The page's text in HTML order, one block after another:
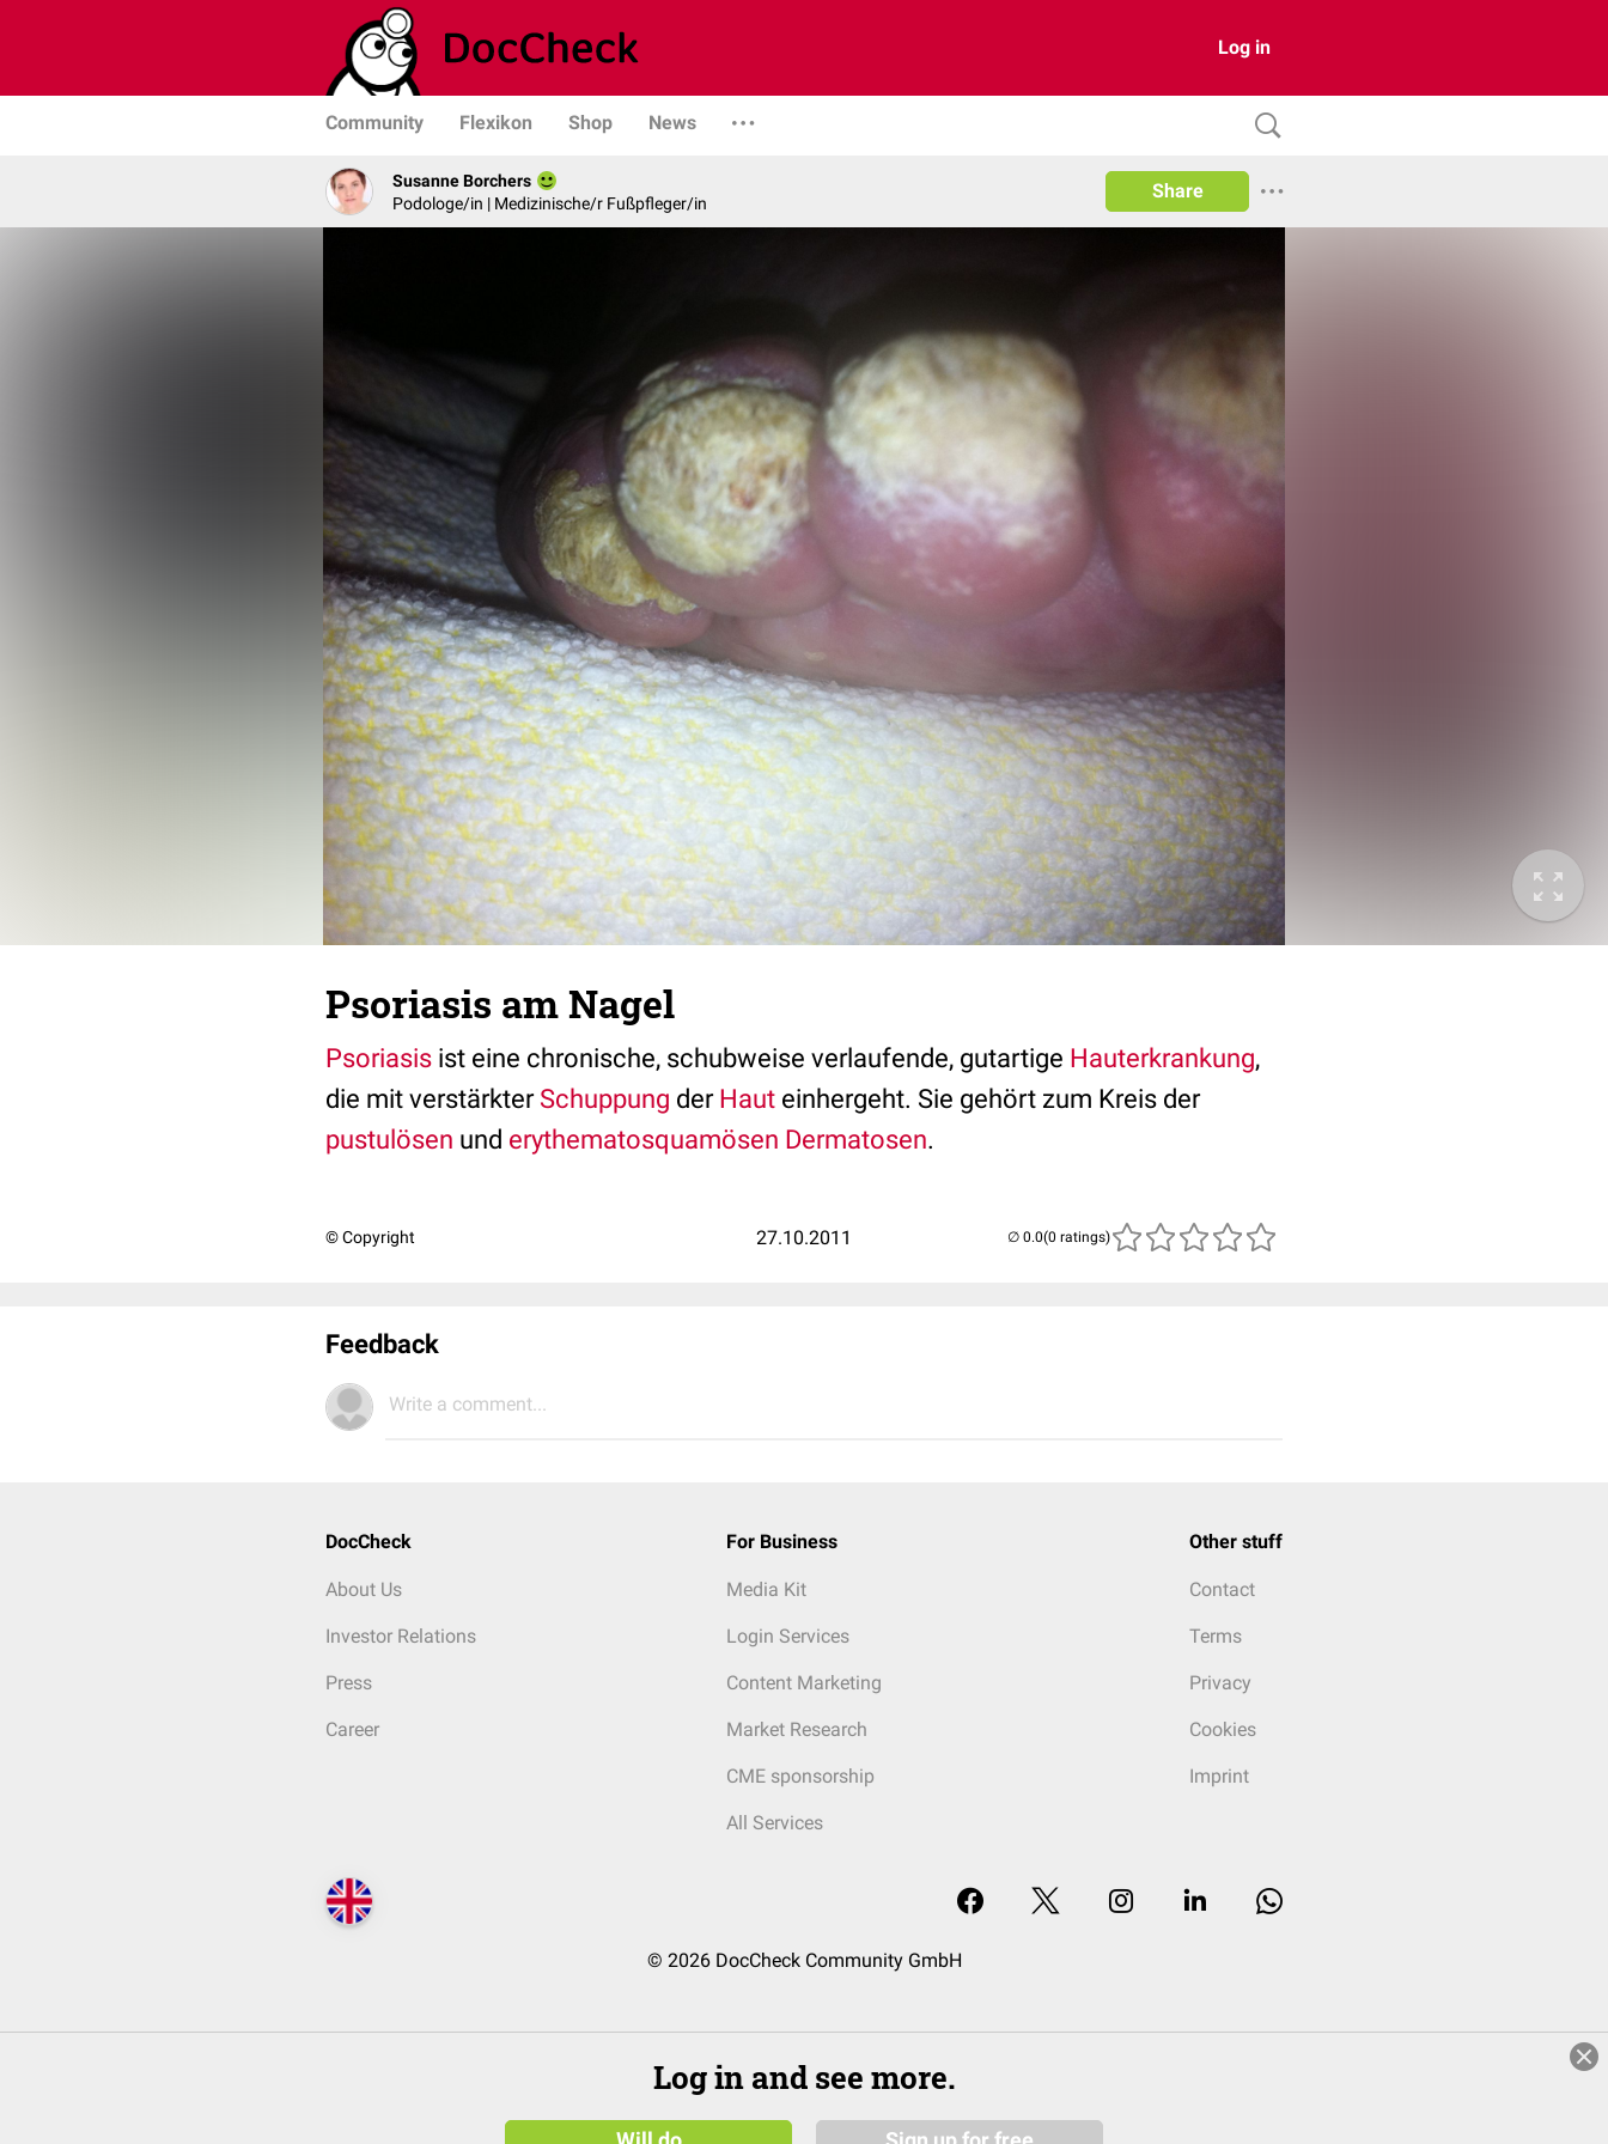
Log in
Community Flexikon Shop News
Susanne Borchers
Podologe/in | Medizinische/r Fußpfleger/in
Share
Psoriasis am Nagel
Psoriasis ist eine chronische, schubweise verlaufende, gutartige Hauterkrankung,
die mit verstärkter Schuppung der Haut einhergeht. Sie gehört zum Kreis der
pustulösen und erythematosquamösen Dermatosen.
© Copyright 27.10.2011 (0 ratings)
Feedback
Write a comment...
DocCheck
About Us
Investor Relations
Press
Career
For Business
Media Kit
Login Services
Content Marketing
Market Research
CME sponsorship
All Services
Other stuff
Contact
Terms
Privacy
Cookies
Imprint
© 2026 DocCheck Community GmbH
Log in and see more.